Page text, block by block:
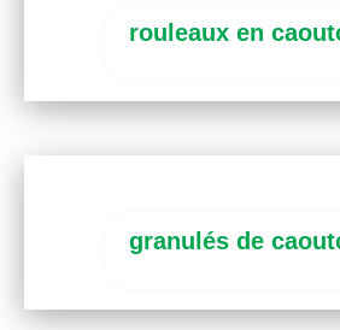
rouleaux en
granulés de